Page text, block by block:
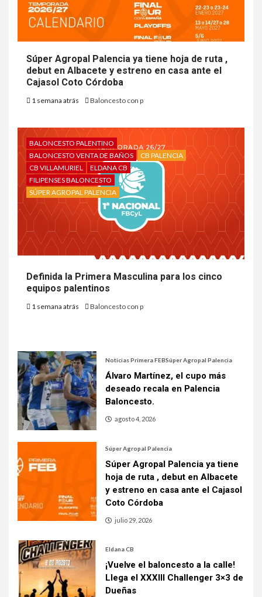
Súper Agropal Palencia ya tiene hoja de ruta ,
debut en Albacete y estreno en casa ante el
Cajasol Coto Córdoba
1 semana atrás Baloncesto con p
BALONCESTO PALENTINO
BALONCESTO VENTA DE BAÑOS
CB PALENCIA
CB VILLAMURIEL
ELDANA CB
FILIPENSES BALONCESTO
SÚPER AGROPAL PALENCIA
Definida la Primera Masculina para los cinco
equipos palentinos
1 semana atrás Baloncesto con p
Noticias Primera FEBSúper Agropal Palencia
Álvaro Martínez, el cupo más
deseado recala en Palencia
Baloncesto.
agosto 4, 2026
Súper Agropal Palencia
Súper Agropal Palencia ya tiene
hoja de ruta , debut en Albacete
y estreno en casa ante el Cajasol
Coto Córdoba
julio 29, 2026
Eldana CB
¡Vuelve el baloncesto a la calle!
Llega el XXXIII Challenger 3×3 de
Dueñas